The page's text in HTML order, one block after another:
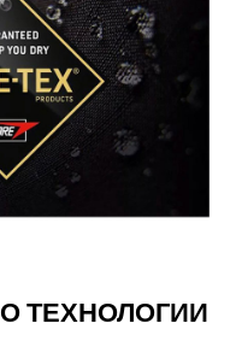
О ТЕХНОЛОГИИ